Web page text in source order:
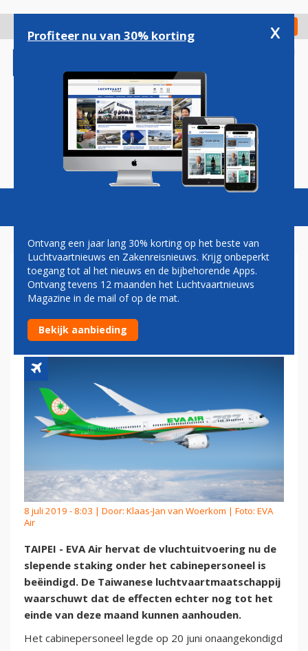
gaan
Check in
Magazine Podcasts Vacatures
EVA AIR WAARSCHUWT VOOR
NAWEEËN STAKING
CABINEPERSONEEL
8 juli 2019 - 8:03 | Door: Klaas-Jan van Woerkom | Foto: EVA
Air
TAIPEI - EVA Air hervat de vluchtuitvoering nu de
slepende staking onder het cabinepersoneel is
beëindigd. De Taiwanese luchtvaartmaatschappij
waarschuwt dat de effecten echter nog tot het
einde van deze maand kunnen aanhouden.
Het cabinepersoneel legde op 20 juni onaangekondigd
Profiteer nu van 30% korting x
Ontvang een jaar lang 30% korting op het beste van
Luchtvaartnieuws en Zakenreisnieuws. Krijg onbeperkt
toegang tot al het nieuws en de bijbehorende Apps.
Ontvang tevens 12 maanden het Luchtvaartnieuws
Magazine in de mail of op de mat.
Bekijk aanbieding